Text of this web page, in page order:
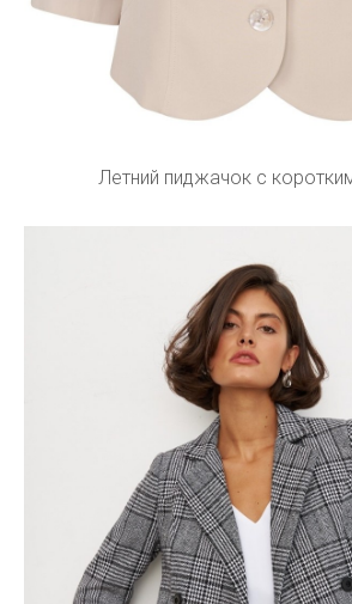
Летний пиджачок с